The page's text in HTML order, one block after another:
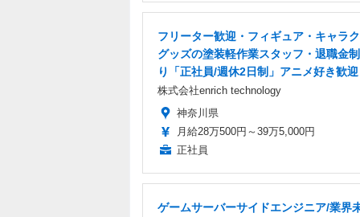
フリーター歓迎・フィギュア・キャラ
グッズの塗装軽作業スタッフ・退職金
り「正社員/週休2日制」アニメ好き歓迎
株式会社enrich technology
神奈川県
月給28万500円～39万5,000円
正社員
ゲームサーバーサイドエンジニア/業界